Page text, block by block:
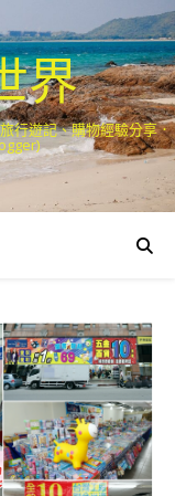
界
行遊記、購物經驗分享．